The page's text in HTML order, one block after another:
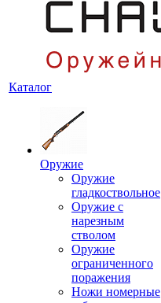
Каталог
Оружие
Оружие
гладкоствольное
Оружие с
нарезным
стволом
Оружие
ограниченного
поражения
Ножи номерные